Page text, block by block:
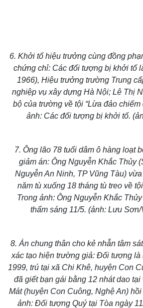
6. Khởi tố hiệu trưởng cùng đồng
chứng chỉ: Các đối tượng bị khởi tố
1966), Hiệu trưởng trường Trung
nghiệp vụ xây dựng Hà Nội; Lê Thị
bộ của trường về tội “Lừa đảo chiếm
ảnh: Các đối tượng bị khởi tố.
7. Ông lão 78 tuổi dâm ô hàng loạt
giảm án: Ông Nguyễn Khắc Thủy
Nguyễn An Ninh, TP Vũng Tàu)
năm tù xuống 18 tháng tù treo về
Trong ảnh: Ông Nguyễn Khắc
thẩm sáng 11/5. (ảnh: Lưu
8. Án chung thân cho kẻ nhẫn tâm
xác tạo hiện trường giả: Đối tượng là
1999, trú tại xã Chi Khê, huyện Con
đã giết bạn gái bằng 12 nhát dao
Mát (huyện Con Cuông, Nghệ An)
ảnh: Đối tượng Quý tại Tòa ngày